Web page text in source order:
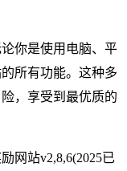
你是使用电脑、平
所有功能。这种多
，享受到最优质的
网站v2,8,6(2025已